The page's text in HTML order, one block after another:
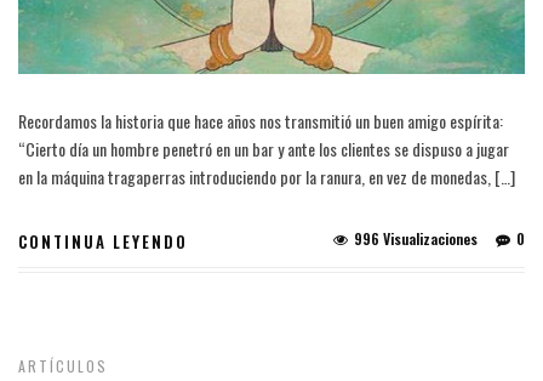
Recordamos la historia que hace años nos transmitió un buen amigo espírita:
“Cierto día un hombre penetró en un bar y ante los clientes se dispuso a jugar
en la máquina tragaperras introduciendo por la ranura, en vez de monedas, […]
CONTINUA LEYENDO 0
996 Visualizaciones
ARTÍCULOS